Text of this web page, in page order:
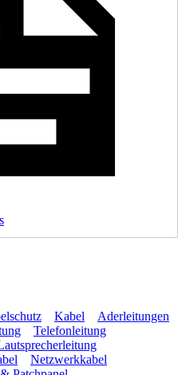
Kabel
Aderleitungen
Telefonleitung
Netzwerkkabel